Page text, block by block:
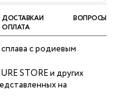
ДОСТАВКА И
ОПЛАТА
ВОПРОСЫ
с родиевым
STORE и других
на